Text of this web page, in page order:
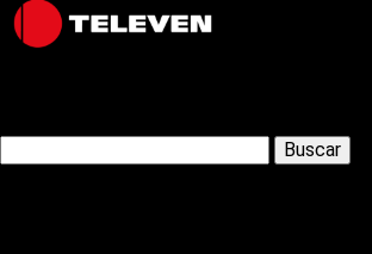
Latest Posts